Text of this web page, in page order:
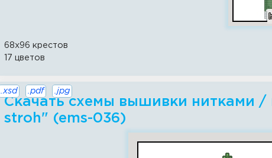
68x96 крестов
17 цветов
Скачать схемы вышивки нитками /
stroh" (ems-036)
.xsd .pdf .jpg